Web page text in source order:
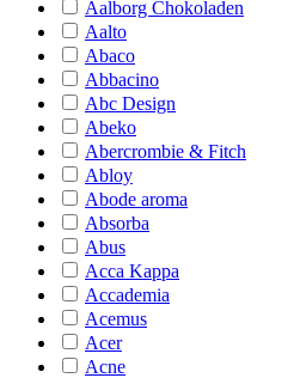
Aalborg Chokoladen
Aalto
Abaco
Abbacino
Abc Design
Abeko
Abercrombie & Fitch
Abloy
Abode aroma
Absorba
Abus
Acca Kappa
Accademia
Acemus
Acer
Acne